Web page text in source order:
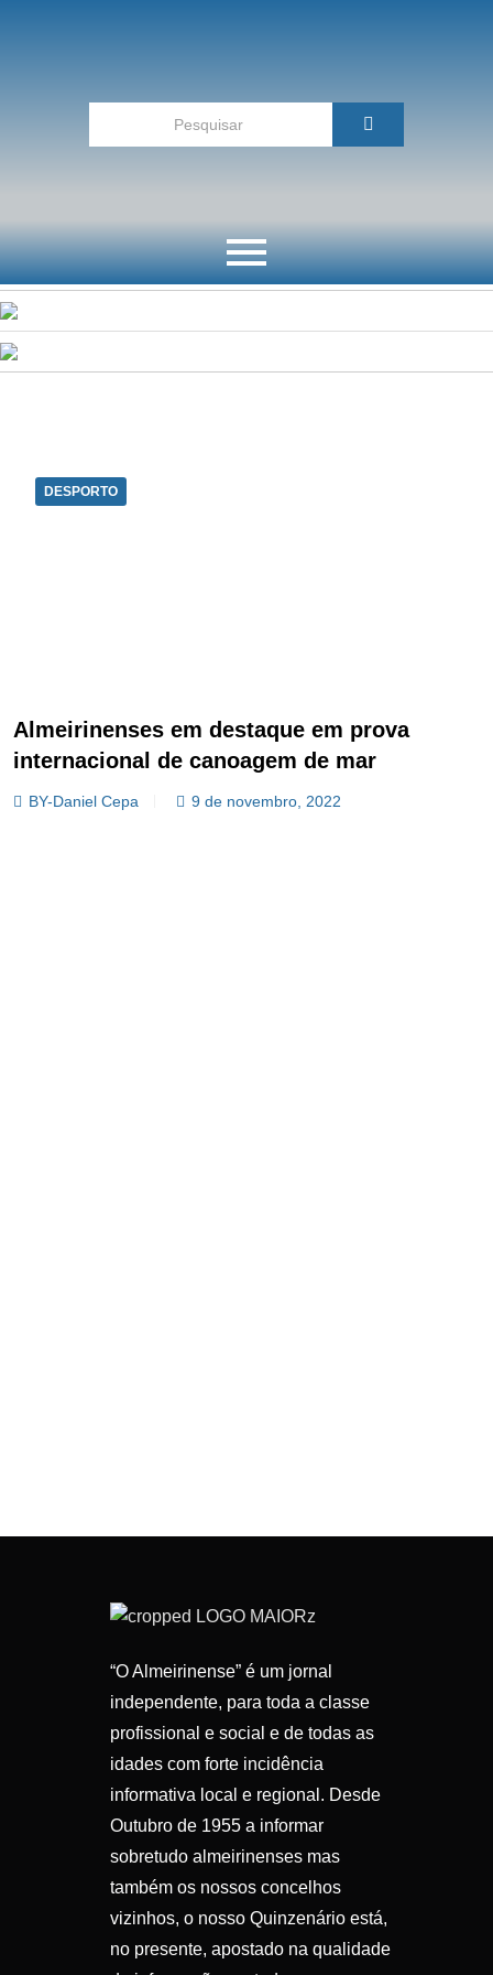
DESPORTO
Almeirinenses em destaque em prova
internacional de canoagem de mar
BY-Daniel Cepa 9 de novembro, 2022
“O Almeirinense” é um jornal
independente, para toda a classe
profissional e social e de todas as
idades com forte incidência
informativa local e regional. Desde
Outubro de 1955 a informar
sobretudo almeirinenses mas
também os nossos concelhos
vizinhos, o nosso Quinzenário está,
no presente, apostado na qualidade